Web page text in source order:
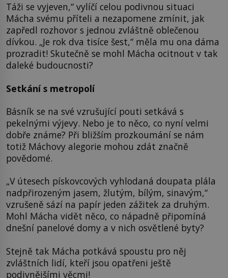
Táži se vyjeven,“ vylíčí celou podivnou situaci
Mácha svému příteli a nezapomene zmínit, jak
zapředl rozhovor s jednou zvláštně oblečenou
dívkou. „Je rok dva tisíce šest,“ měla mu ona dáma
prozradit! Skutečně se mohl Mácha ocitnout v tak
daleké budoucnosti?
Setkání s metropolí
Básník se na své vzrušující pouti setkává s
pekelnými výjevy. Nebo je to něco, co nyní velmi
dobře známe? Při bližším prozkoumání se nám
totiž Máchovy alegorie mohou zdát značně
povědomé.
„V útesech pískovcových vyhlodaná doupata plála
nadpřirozeným jasem, žlutým, bílým, sinavým,“
vzrušeně sází na papír jeden zážitek za druhým.
Mohl Mácha vidět něco, co nápadně připomíná
dnešní panelové domy a v nich osvětlené byty?
Stejně tak Mácha potkává spoustu pro něj
zvláštních lidí, kteří jsou opatřeni ještě
podivnějšími věcmi!